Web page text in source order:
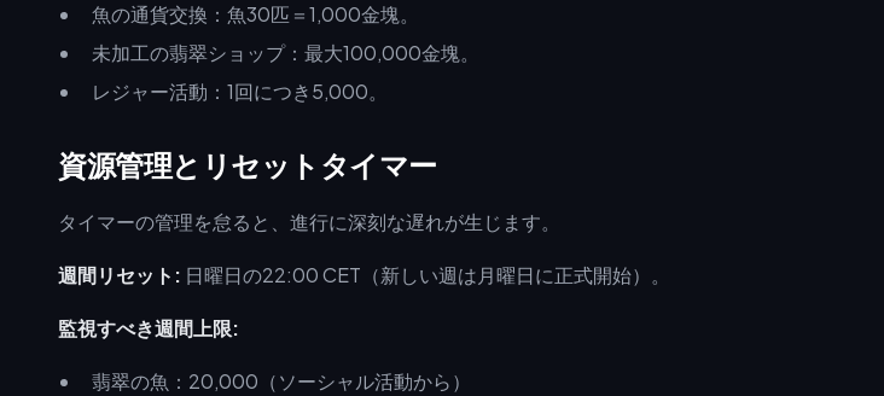
魚の通貨交換：魚30匹＝1,000金塊。
未加工の翡翠ショップ：最大100,000金塊。
レジャー活動：1回につき5,000。
資源管理とリセットタイマー
タイマーの管理を怠ると、進行に深刻な遅れが生じます。
週間リセット: 日曜日の22:00 CET（新しい週は月曜日に正式開始）。
監視すべき週間上限:
翡翠の魚：20,000（ソーシャル活動から）